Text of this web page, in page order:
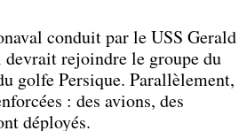
conduit par le USS Gerald
rejoindre le groupe du
golfe Persique. Parallèlement,
: des avions, des
déployés.